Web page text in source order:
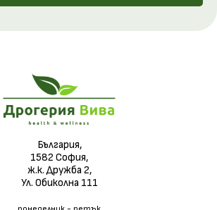
България,
1582 София,
ж.к. Дружба 2,
Ул. Обиколна 111